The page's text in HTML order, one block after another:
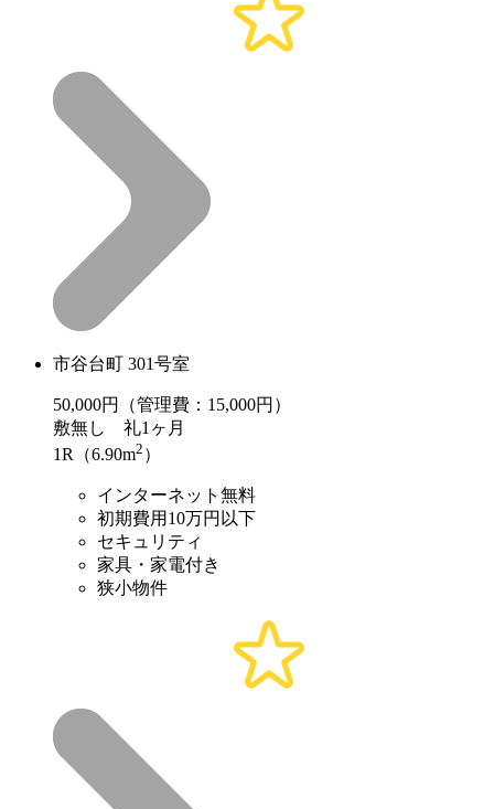
市谷台町 301号室
50,000円（管理費：15,000円）
敷無し 礼1ヶ月
1R（6.90m2 ）
インターネット無料
初期費用10万円以下
セキュリティ
家具・家電付き
狭小物件